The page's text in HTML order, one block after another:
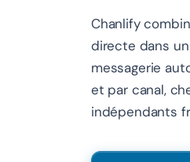
Chanlify
directe dans
messagerie
et par canal,
indépendants